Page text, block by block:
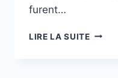
furent…
LIRE LA SUITERANDO